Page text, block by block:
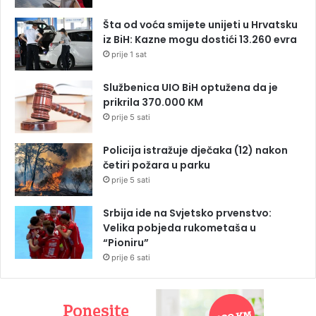
Šta od voća smijete unijeti u Hrvatsku
iz BiH: Kazne mogu dostići 13.260 evra
prije 1 sat
Službenica UIO BiH optužena da je
prikrila 370.000 KM
prije 5 sati
Policija istražuje dječaka (12) nakon
četiri požara u parku
prije 5 sati
Srbija ide na Svjetsko prvenstvo:
Velika pobjeda rukometaša u
“Pioniru”
prije 6 sati